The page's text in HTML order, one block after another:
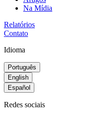
Na Mídia
Relatórios
Contato
Idioma
Português
English
Español
Redes sociais